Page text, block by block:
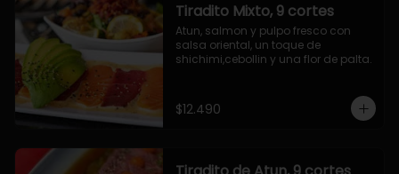
Tiradito Mixto, 9 cortes
Atun, salmon y pulpo fresco con
salsa oriental, un toque de
shichimi,cebollin y una flor de palta.
$12.490